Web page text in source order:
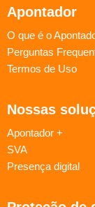
Apontador
O que é o
Perguntas
Termos de Uso
Nossas
Apontador +
SVA
Presença digital